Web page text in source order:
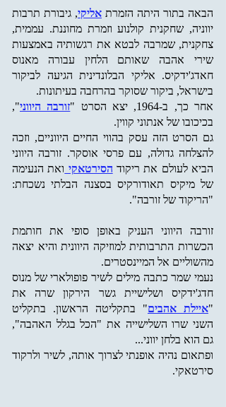
הבאה בתור היתה הזמרת אליקי, גיבורת תרבות
יווניה, שחקנית קולנוע וזמרת מחוננת. עממית,
צחקנית, שמרבה לבטא את רגשותיה באמצעות
שירי אהבה שאותם הלחין עבורה מאנוס
חאדג'ידקיס. אליקי הבלונדינית הגיעה לביקור
בישראל, ביקור שסוקר בהרחבה בעיתונות.
אחר כך, ב-1964, יצא הסרט "
זורבה היווני",
בכיכובו של אנתוני קווין.
גם הסרט הזה עסק בהווי החיים היווניים, וזכה
להצלחה גדולה, עם פרסי אוסקר. זורבה היווני
הביא לעולם את ריקוד הסירטאקי ואת הנעימה
של מיקיס תאודורקיס בסצנה הבלתי נשכחת:
"הריקוד של זורבה".
זורבה היווני העניק באופן סופי את חותמת
הכשרות התרבותית למוזיקה היוונית והיא יצאה
מהשוליים אל המיינסטרים.
נעמי שמר כתבה מילים לשיר פופולארי של מנוס
חדג'ידקיס ושלישיית גשר הירקון שרה את
"איילת אהבים" בתקליטה הראשון. בתקליט
השני שרו השלישייה את "הכל בגלל האהבה",
גם הוא בלחן יווני...
ופתאום נהיה אופנתי לצרוך אותה, לשיר ולרקוד
סירטאקי.